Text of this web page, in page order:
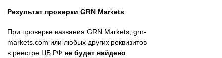
Результат проверки GRN Markets
При проверке названия GRN Markets, grn-
markets.com или любых других реквизитов
в реестре ЦБ РФ не будет найдено